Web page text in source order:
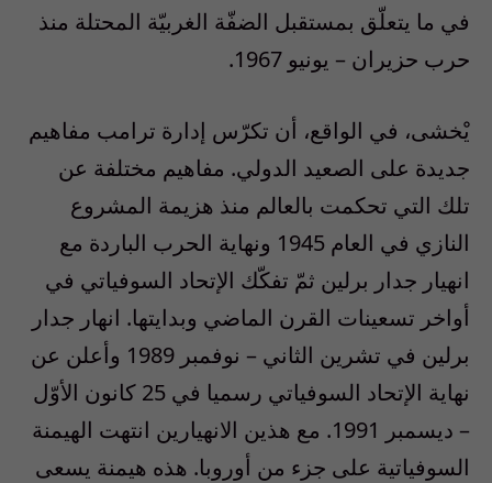
في ما يتعلّق بمستقبل الضفّة الغربيّة المحتلة منذ
حرب حزيران – يونيو 1967.
يْخشى، في الواقع، أن تكرّس إدارة ترامب مفاهيم
جديدة على الصعيد الدولي. مفاهيم مختلفة عن
تلك التي تحكمت بالعالم منذ هزيمة المشروع
النازي في العام 1945 ونهاية الحرب الباردة مع
انهيار جدار برلين ثمّ تفكّك الإتحاد السوفياتي في
أواخر تسعينات القرن الماضي وبدايتها. انهار جدار
برلين في تشرين الثاني – نوفمبر 1989 وأعلن عن
نهاية الإتحاد السوفياتي رسميا في 25 كانون الأوّل
– ديسمبر 1991. مع هذين الانهيارين انتهت الهيمنة
السوفياتية على جزء من أوروبا. هذه هيمنة يسعى